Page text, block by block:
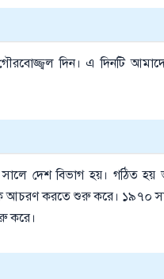
দিন। এ দিনটি
দেশ বিভাগ হয়। গঠিত হয়
আচরণ করতে শুরু করে। ১৯৭০
করে।